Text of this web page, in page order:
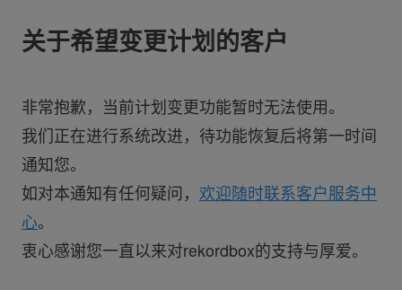
关于希望变更计划的客户
非常抱歉，当前计划变更功能暂时无法使用。
我们正在进行系统改进，待功能恢复后将第一时间
通知您。
如对本通知有任何疑问， 欢迎随时联系客户服务中
心。
衷心感谢您一直以来对rekordbox的支持与厚爱。